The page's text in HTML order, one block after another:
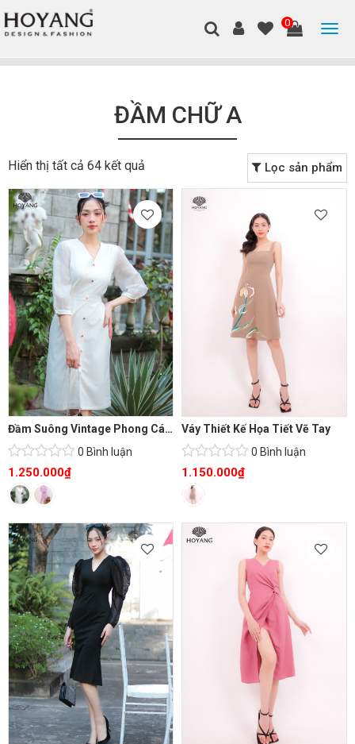
0
ĐẦM CHỮ A
Hiển thị tất cả 64 kết quả Lọc sản phẩm
Đầm Suông Vintage Phong Cách Qúy Tộc
0 Bình luận
1.250.000₫
Váy Thiết Kế Họa Tiết Vẽ Tay
0 Bình luận
1.150.000₫